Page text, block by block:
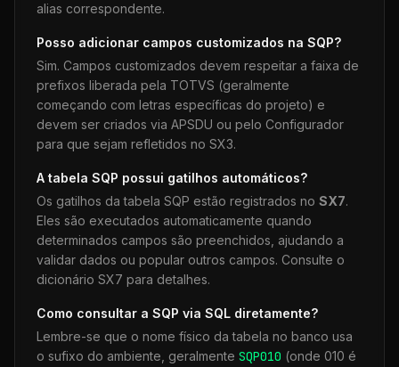
alias correspondente.
Posso adicionar campos customizados na SQP?
Sim. Campos customizados devem respeitar a faixa de
prefixos liberada pela TOTVS (geralmente
começando com letras específicas do projeto) e
devem ser criados via APSDU ou pelo Configurador
para que sejam refletidos no SX3.
A tabela SQP possui gatilhos automáticos?
Os gatilhos da tabela SQP estão registrados no SX7.
Eles são executados automaticamente quando
determinados campos são preenchidos, ajudando a
validar dados ou popular outros campos. Consulte o
dicionário SX7 para detalhes.
Como consultar a SQP via SQL diretamente?
Lembre-se que o nome físico da tabela no banco usa
o sufixo do ambiente, geralmente SQP010 (onde 010 é